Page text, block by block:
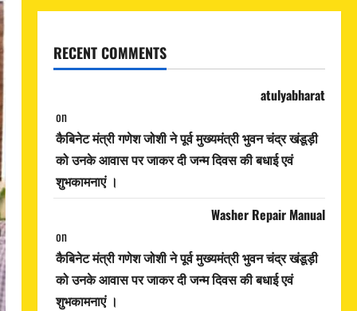
RECENT COMMENTS
atulyabharat
on
कैबिनेट मंत्री गणेश जोशी ने पूर्व मुख्यमंत्री भुवन चंद्र खंडूड़ी
को उनके आवास पर जाकर दी जन्म दिवस की बधाई एवं
शुभकामनाएं ।
Washer Repair Manual
on
कैबिनेट मंत्री गणेश जोशी ने पूर्व मुख्यमंत्री भुवन चंद्र खंडूड़ी
को उनके आवास पर जाकर दी जन्म दिवस की बधाई एवं
शुभकामनाएं ।